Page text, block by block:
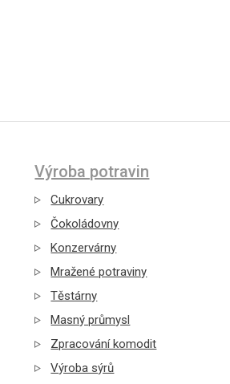
Výroba potravin
Cukrovary
Čokoládovny
Konzervárny
Mražené potraviny
Těstárny
Masný průmysl
Zpracování komodit
Výroba sýrů